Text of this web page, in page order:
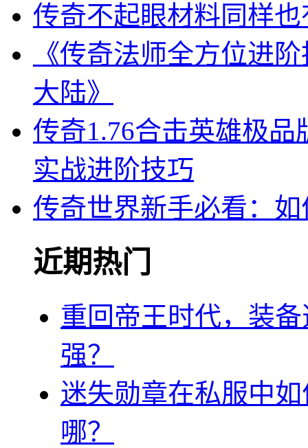
传奇不起眼材料同样
《传奇法师全方位进
大陆》
传奇1.76合击英雄极
实战进阶技巧
传奇世界新手必看：
近期热门
重回帝王时代，装
强？
迷失勋章在私服中
哪？